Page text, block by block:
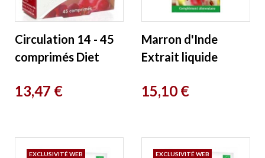
Circulation 14 - 45
comprimés Diet
Prix
13,47 €
Marron d'Inde
Extrait liquide
gouttes 50ml A.
Prix
15,10 €
EXCLUSIVITÉ WEB
EXCLUSIVITÉ WEB